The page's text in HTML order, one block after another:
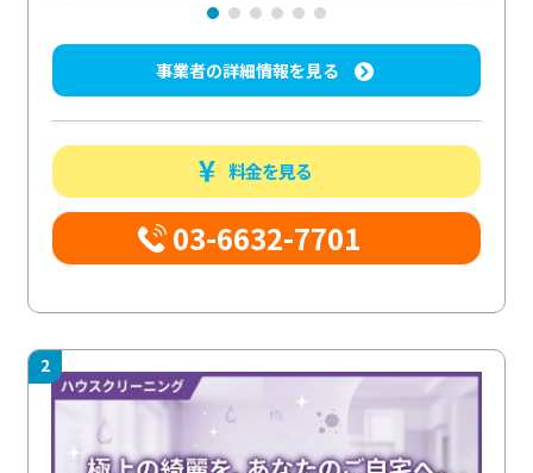
事業者の詳細情報を見る
料金を見る
03-6632-7701
2